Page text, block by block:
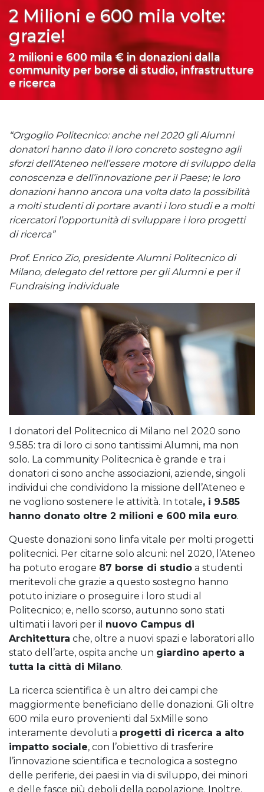
2 Milioni e 600 mila volte:
grazie!
2 milioni e 600 mila € in donazioni dalla
community per borse di studio, infrastrutture
e ricerca
“Orgoglio Politecnico: anche nel 2020 gli Alumni
donatori hanno dato il loro concreto sostegno agli
sforzi dell’Ateneo nell’essere motore di sviluppo della
conoscenza e dell’innovazione per il Paese; le loro
donazioni hanno ancora una volta dato la possibilità
a molti studenti di portare avanti i loro studi e a molti
ricercatori l’opportunità di sviluppare i loro progetti
di ricerca”
Prof. Enrico Zio, presidente Alumni Politecnico di
Milano, delegato del rettore per gli Alumni e per il
Fundraising individuale
I donatori del Politecnico di Milano nel 2020 sono
9.585: tra di loro ci sono tantissimi Alumni, ma non
solo. La community Politecnica è grande e tra i
donatori ci sono anche associazioni, aziende, singoli
individui che condividono la missione dell’Ateneo e
ne vogliono sostenere le attività. In totale, i 9.585
hanno donato oltre 2 milioni e 600 mila euro.
Queste donazioni sono linfa vitale per molti progetti
politecnici. Per citarne solo alcuni: nel 2020, l’Ateneo
ha potuto erogare 87 borse di studio a studenti
meritevoli che grazie a questo sostegno hanno
potuto iniziare o proseguire i loro studi al
Politecnico; e, nello scorso, autunno sono stati
ultimati i lavori per il nuovo Campus di
Architettura che, oltre a nuovi spazi e laboratori allo
stato dell’arte, ospita anche un giardino aperto a
tutta la città di Milano.
La ricerca scientifica è un altro dei campi che
maggiormente beneficiano delle donazioni. Gli oltre
600 mila euro provenienti dal 5xMille sono
interamente devoluti a progetti di ricerca a alto
impatto sociale, con l’obiettivo di trasferire
l’innovazione scientifica e tecnologica a sostegno
delle periferie, dei paesi in via di sviluppo, dei minori
e delle fasce più deboli della popolazione. Inoltre,